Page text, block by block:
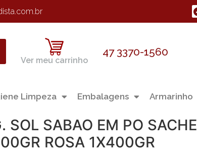
Ver meu carrinho
47 3370-1560
Limpeza Embalagens Armarinho
SOL SABAO EM PO SACHE
ROSA 1X400GR